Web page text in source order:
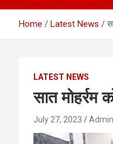
Home Latest News
LATEST NEWS
सात मोहर्रम
July 27, 2023